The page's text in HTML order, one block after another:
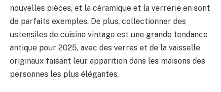
nouvelles pièces, et la céramique et la verrerie en sont
de parfaits exemples. De plus, collectionner des
ustensiles de cuisine vintage est une grande tendance
antique pour 2025, avec des verres et de la vaisselle
originaux faisant leur apparition dans les maisons des
personnes les plus élégantes.